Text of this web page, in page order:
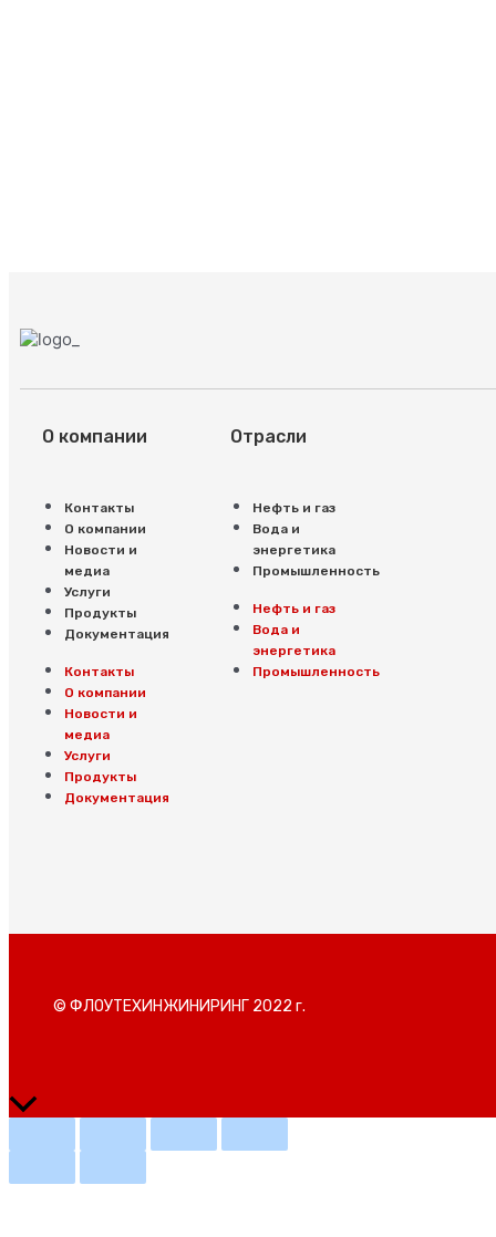
О компании
Контакты
О компании
Новости и
медиа
Услуги
Продукты
Документация
Контакты
О компании
Новости и
медиа
Услуги
Продукты
Документация
Отрасли
Нефть и газ
Вода и
энергетика
Промышленность
Нефть и газ
Вода и
энергетика
Промышленность
© ФЛОУТЕХИНЖИНИРИНГ 2022 г.